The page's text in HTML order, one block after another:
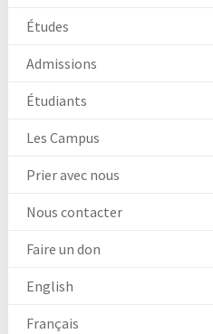
Études
Admissions
Étudiants
Les Campus
Prier avec nous
Nous contacter
Faire un don
English
Français